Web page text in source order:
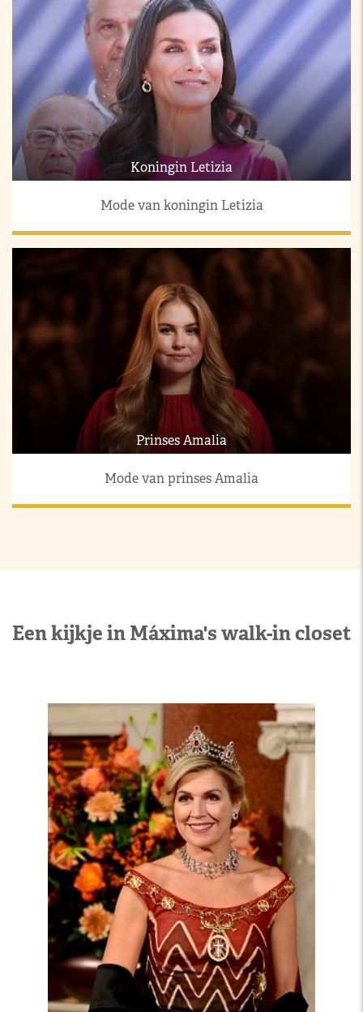
Koningin Letizia
Mode van koningin Letizia
Prinses Amalia
Mode van prinses Amalia
Een kijkje in Máxima's walk-in closet